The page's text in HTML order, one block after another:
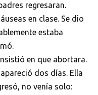
regresaran.
en clase. Se dio
estaba
en que abortara.
dos días. Ella
no venía solo: